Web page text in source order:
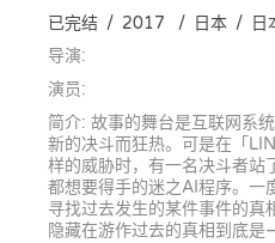
已完结 / 2017 / 日本 / 日
导演:
演员:
简介: 故事的舞台是互联网系
新的决斗而狂热。可是在「
样的威胁时，有一名决斗者站
都想要得手的迷之AI程序。一
寻找过去发生的某件事件的
隐藏在游作过去的真相到底